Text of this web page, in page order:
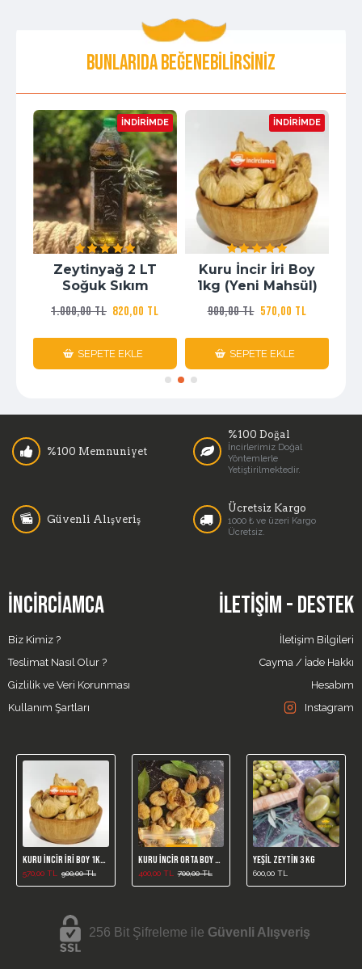
BUNLARIDA BEĞENEBILIRSINIZ
İNDIRIMDE
Zeytinyağ 2 LT
Soğuk Sıkım
820,00 TL
1.000,00 TL
SEPETE EKLE
İNDIRIMDE
Kuru İncir İri Boy
1kg (Yeni Mahsül)
570,00 TL
900,00 TL
SEPETE EKLE
%100 Memnuniyet
%100 Doğal
İncirlerimiz Doğal
Yöntemlerle
Yetiştirilmektedir.
Güvenli Alışveriş
Ücretsiz Kargo
1000 ₺ ve üzeri Kargo
Ücretsiz.
İNCIRCIAMCA
Biz Kimiz ?
Teslimat Nasıl Olur ?
Gizlilik ve Veri Korunması
Kullanım Şartları
İLETIŞIM - DESTEK
İletişim Bilgileri
Cayma / İade Hakkı
Hesabım
Instagram
Kuru İncir İri Boy 1kg (Yeni Mahsül)
570,00 TL 900,00 TL
Kuru İncir Orta Boy 1kg (Yeni Mahsül)
400,00 TL 700,00 TL
Yeşil Zeytin 3 Kg
600,00 TL
256 Bit Şifreleme ile Güvenli Alışveriş